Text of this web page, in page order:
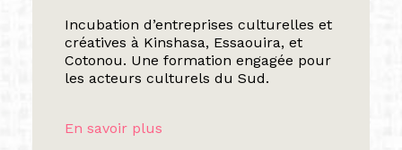
Incubation d’entreprises culturelles et
créatives à Kinshasa, Essaouira, et
Cotonou. Une formation engagée pour
les acteurs culturels du Sud.
En savoir plus